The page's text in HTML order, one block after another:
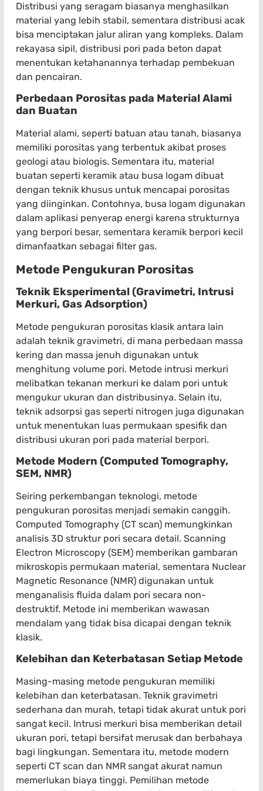
Distribusi yang seragam biasanya menghasilkan
material yang lebih stabil, sementara distribusi acak
bisa menciptakan jalur aliran yang kompleks. Dalam
rekayasa sipil, distribusi pori pada beton dapat
menentukan ketahanannya terhadap pembekuan
dan pencairan.
Perbedaan Porositas pada Material Alami
dan Buatan
Material alami, seperti batuan atau tanah, biasanya
memiliki porositas yang terbentuk akibat proses
geologi atau biologis. Sementara itu, material
buatan seperti keramik atau busa logam dibuat
dengan teknik khusus untuk mencapai porositas
yang diinginkan. Contohnya, busa logam digunakan
dalam aplikasi penyerap energi karena strukturnya
yang berpori besar, sementara keramik berpori kecil
dimanfaatkan sebagai filter gas.
Metode Pengukuran Porositas
Teknik Eksperimental (Gravimetri, Intrusi
Merkuri, Gas Adsorption)
Metode pengukuran porositas klasik antara lain
adalah teknik gravimetri, di mana perbedaan massa
kering dan massa jenuh digunakan untuk
menghitung volume pori. Metode intrusi merkuri
melibatkan tekanan merkuri ke dalam pori untuk
mengukur ukuran dan distribusinya. Selain itu,
teknik adsorpsi gas seperti nitrogen juga digunakan
untuk menentukan luas permukaan spesifik dan
distribusi ukuran pori pada material berpori.
Metode Modern (Computed Tomography,
SEM, NMR)
Seiring perkembangan teknologi, metode
pengukuran porositas menjadi semakin canggih.
Computed Tomography (CT scan) memungkinkan
analisis 3D struktur pori secara detail. Scanning
Electron Microscopy (SEM) memberikan gambaran
mikroskopis permukaan material, sementara Nuclear
Magnetic Resonance (NMR) digunakan untuk
menganalisis fluida dalam pori secara non-
destruktif. Metode ini memberikan wawasan
mendalam yang tidak bisa dicapai dengan teknik
klasik.
Kelebihan dan Keterbatasan Setiap Metode
Masing-masing metode pengukuran memiliki
kelebihan dan keterbatasan. Teknik gravimetri
sederhana dan murah, tetapi tidak akurat untuk pori
sangat kecil. Intrusi merkuri bisa memberikan detail
ukuran pori, tetapi bersifat merusak dan berbahaya
bagi lingkungan. Sementara itu, metode modern
seperti CT scan dan NMR sangat akurat namun
memerlukan biaya tinggi. Pemilihan metode